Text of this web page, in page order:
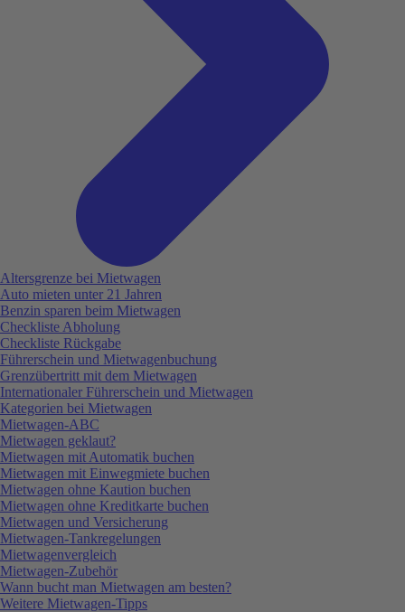
Altersgrenze bei Mietwagen
Auto mieten unter 21 Jahren
Benzin sparen beim Mietwagen
Checkliste Abholung
Checkliste Rückgabe
Führerschein und Mietwagenbuchung
Grenzübertritt mit dem Mietwagen
Internationaler Führerschein und Mietwagen
Kategorien bei Mietwagen
Mietwagen-ABC
Mietwagen geklaut?
Mietwagen mit Automatik buchen
Mietwagen mit Einwegmiete buchen
Mietwagen ohne Kaution buchen
Mietwagen ohne Kreditkarte buchen
Mietwagen und Versicherung
Mietwagen-Tankregelungen
Mietwagenvergleich
Mietwagen-Zubehör
Wann bucht man Mietwagen am besten?
Weitere Mietwagen-Tipps